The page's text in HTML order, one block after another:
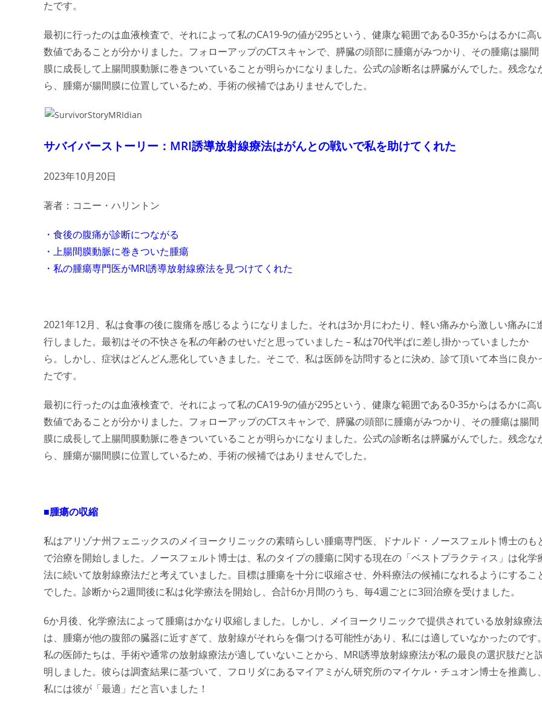
たです。
最初に行ったのは血液検査で、それによって私のCA19-9の値が295という、健康な範囲である0-35からはるかに高
数値であることが分かりました。フォローアップのCTスキャンで、膵臓の頭部に腫瘍がみつかり、その腫瘍は腸間
膜に成長して上腸間膜動脈に巻きついていることが明らかになりました。公式の診断名は膵臓がんでした。残念な
ら、腫瘍が腸間膜に位置しているため、手術の候補ではありませんでした。
サバイバーストーリー：MRI誘導放射線療法はがんとの戦いで私を助けてくれた
2023年10月20日
著者：コニー・ハリントン
・食後の腹痛が診断につながる
・上腸間膜動脈に巻きついた腫瘍
・私の腫瘍専門医がMRI誘導放射線療法を見つけてくれた
2021年12月、私は食事の後に腹痛を感じるようになりました。それは3か月にわたり、軽い痛みから激しい痛みに
行しました。最初はその不快さを私の年齢のせいだと思っていました – 私は70代半ばに差し掛かっていましたか
ら。しかし、症状はどんどん悪化していきました。そこで、私は医師を訪問するとに決め、診て頂いて本当に良か
たです。
最初に行ったのは血液検査で、それによって私のCA19-9の値が295という、健康な範囲である0-35からはるかに高
数値であることが分かりました。フォローアップのCTスキャンで、膵臓の頭部に腫瘍がみつかり、その腫瘍は腸間
膜に成長して上腸間膜動脈に巻きついていることが明らかになりました。公式の診断名は膵臓がんでした。残念な
ら、腫瘍が腸間膜に位置しているため、手術の候補ではありませんでした。
■腫瘍の収縮
私はアリゾナ州フェニックスのメイヨークリニックの素晴らしい腫瘍専門医、ドナルド・ノースフェルト博士のも
で治療を開始しました。ノースフェルト博士は、私のタイプの腫瘍に関する現在の「ベストプラクティス」は化学
法に続いて放射線療法だと考えていました。目標は腫瘍を十分に収縮させ、外科療法の候補になれるようにするこ
でした。診断から2週間後に私は化学療法を開始し、合計6か月間のうち、毎4週ごとに3回治療を受けました。
6か月後、化学療法によって腫瘍はかなり収縮しました。しかし、メイヨークリニックで提供されている放射線療法
は、腫瘍が他の腹部の臓器に近すぎて、放射線がそれらを傷つける可能性があり、私には適していなかったのです
私の医師たちは、手術や通常の放射線療法が適していないことから、MRI誘導放射線療法が私の最良の選択肢だと
明しました。彼らは調査結果に基づいて、フロリダにあるマイアミがん研究所のマイケル・チュオン博士を推薦し
私には彼が「最適」だと言いました！